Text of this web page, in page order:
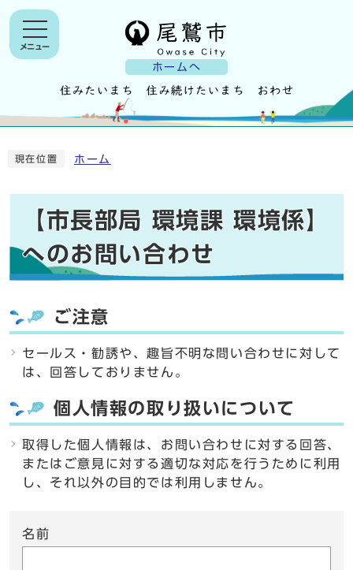
ホームへ
メニュー
現在位置 ホーム
【市長部局 環境課 環境係】
へのお問い合わせ
ご注意
セールス・勧誘や、趣旨不明な問い合わせに対して
は、回答しておりません。
個人情報の取り扱いについて
取得した個人情報は、お問い合わせに対する回答、
またはご意見に対する適切な対応を行うために利用
し、それ以外の目的では利用しません。
名前